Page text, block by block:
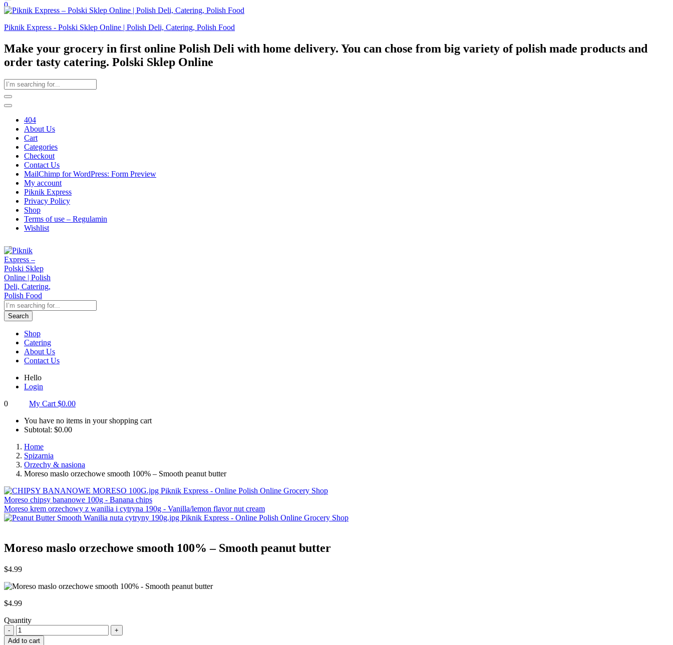
0
Piknik Express - Polski Sklep Online | Polish Deli, Catering, Polish Food
Make your grocery in first online Polish Deli with home delivery. You can chose from big variety of polish made products and
order tasty catering. Polski Sklep Online
404
About Us
Cart
Categories
Checkout
Contact Us
MailChimp for WordPress: Form Preview
My account
Piknik Express
Privacy Policy
Shop
Terms of use – Regulamin
Wishlist
Search
Shop
Catering
About Us
Contact Us
Hello
Login
0
My Cart $0.00
You have no items in your shopping cart
Subtotal: $0.00
Home
Spizarnia
Orzechy & nasiona
Moreso maslo orzechowe smooth 100% – Smooth peanut butter
Moreso chipsy bananowe 100g - Banana chips
Moreso krem orzechowy z wanilia i cytryna 190g - Vanilla/lemon flavor nut cream
Moreso maslo orzechowe smooth 100% – Smooth peanut butter
$4.99
$4.99
Quantity
Quantity
Add to cart